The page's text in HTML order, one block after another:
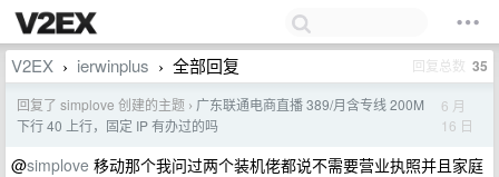
V2EX › ierwinplus › 全部回复 回复总数 35
回复了 simplove 创建的主题 › 广东联通电商直播 389/月含专线 200M
下行 40 上行，固定 IP 有办过的吗
6 月
16 日
@simplove 移动那个我问过两个装机佬都说不需要营业执照并且家庭